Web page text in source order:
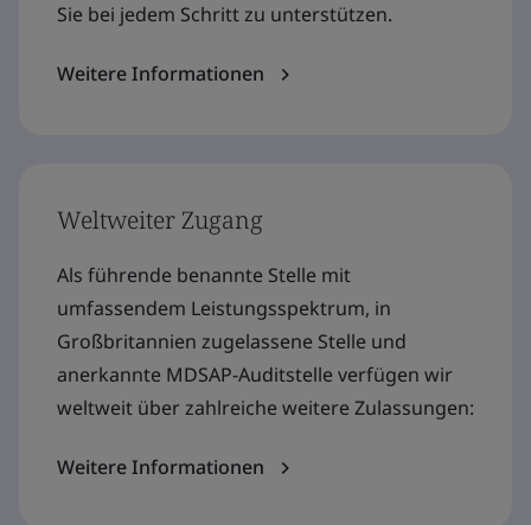
Sie bei jedem Schritt zu unterstützen.
Weitere Informationen
Weltweiter Zugang
Als führende benannte Stelle mit
umfassendem Leistungsspektrum, in
Großbritannien zugelassene Stelle und
anerkannte MDSAP-Auditstelle verfügen wir
weltweit über zahlreiche weitere Zulassungen:
Weitere Informationen